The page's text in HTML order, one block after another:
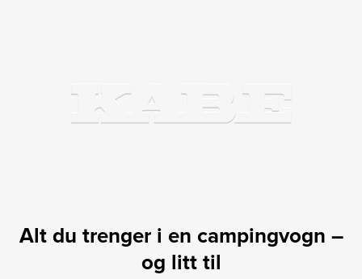
Alt du trenger i en campingvogn –
og litt til